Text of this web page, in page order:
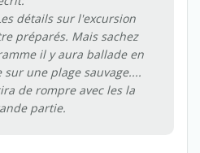
détails sur l'excursion
préparés. Mais sachez
il y aura ballade en
une plage sauvage....
de rompre avec les la
partie.